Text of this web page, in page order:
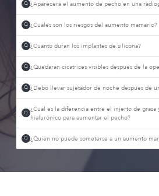
Q ¿Aparecerá el aumento de pecho en una
Q ¿Cuáles son los riesgos del aumento mamario?
Q ¿Cuánto duran los implantes de silicona?
Q ¿Quedarán cicatrices visibles después de la
Q ¿Debo llevar sujetador de noche después de
Q ¿Cuál es la diferencia entre el injerto de grasa
hialurónico para aumentar el pecho?
Q ¿Quién no puede someterse a un aumento